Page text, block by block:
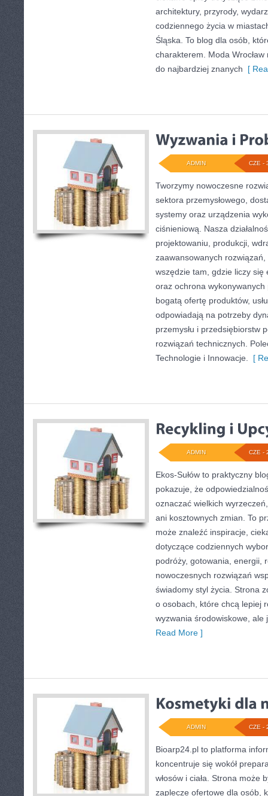
architektury, przyrody,
codziennego życia w
Śląska. To blog dla osób,
charakterem. Moda Wrocław
do najbardziej znanych [
CZE -
ADMIN
Tworzymy nowoczesne
sektora przemysłowego,
systemy oraz urządzenia
ciśnieniową. Nasza
projektowaniu, produkcji,
zaawansowanych
wszędzie tam, gdzie liczy się
oraz ochrona
bogatą ofertę produktów,
odpowiadają na potrzeby
przemysłu i przedsiębiorstw
rozwiązań technicznych.
Technologie i Innowacje.
[
CZE -
ADMIN
Ekos-Sułów to praktyczny
pokazuje, że
oznaczać wielkich
ani kosztownych zmian. To
może znaleźć inspiracje,
dotyczące codziennych
podróży, gotowania, energii,
nowoczesnych rozwiązań
świadomy styl życia. Strona
o osobach, które chcą lepiej
wyzwania środowiskowe, ale
Read More ]
CZE -
ADMIN
Bioarp24.pl to platforma
koncentruje się wokół
włosów i ciała. Strona może
zaplecze ofertowe dla osób,